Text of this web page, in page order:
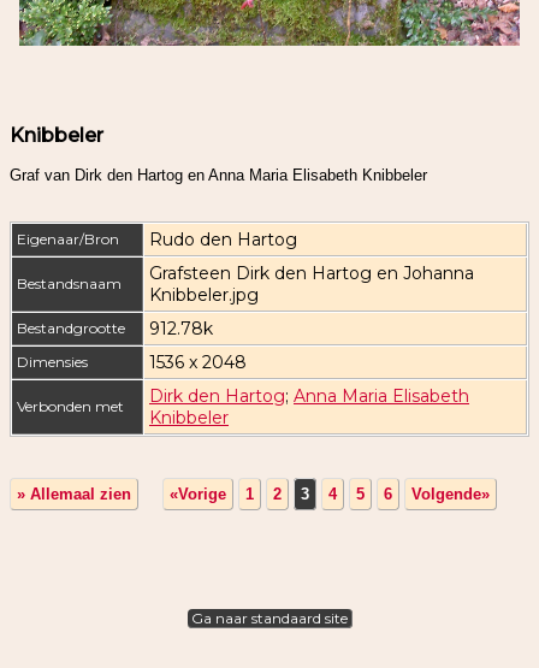
Knibbeler
Graf van Dirk den Hartog en Anna Maria Elisabeth Knibbeler
Eigenaar/Bron Rudo den Hartog
Bestandsnaam
Grafsteen Dirk den Hartog en Johanna
Knibbeler.jpg
Bestandgrootte 912.78k
Dimensies 1536 x 2048
Verbonden met Dirk den Hartog; Anna Maria Elisabeth
Knibbeler
» Allemaal zien «Vorige 1 2 3 4 5 6 Volgende»
Ga naar standaard site